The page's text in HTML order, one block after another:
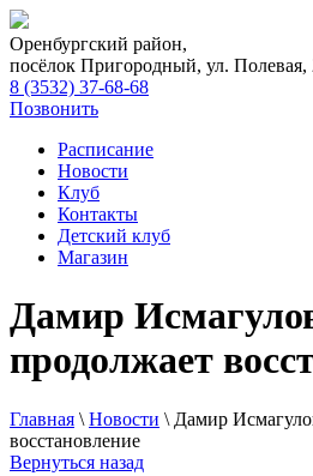
Оренбургский район,
посёлок Пригородный, ул.
8 (3532) 37-68-68
Позвонить
Расписание
Новости
Клуб
Контакты
Детский клуб
Магазин
Дамир
продолжает
Главная \ Новости \ Дамир
восстановление
Вернуться назад